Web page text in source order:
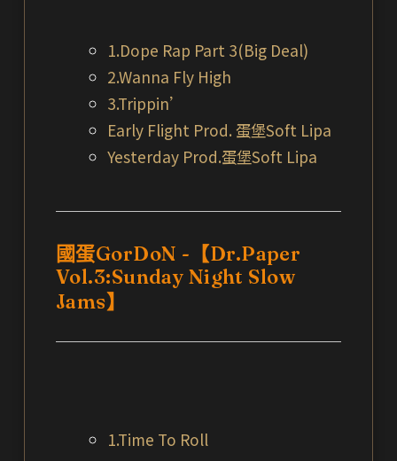
1.Dope Rap Part 3(Big Deal)
2.Wanna Fly High
3.Trippin’
Early Flight Prod. 蛋堡Soft Lipa
Yesterday Prod.蛋堡Soft Lipa
國蛋GorDoN -【Dr.Paper
Vol.3:Sunday Night Slow
Jams】
1.Time To Roll